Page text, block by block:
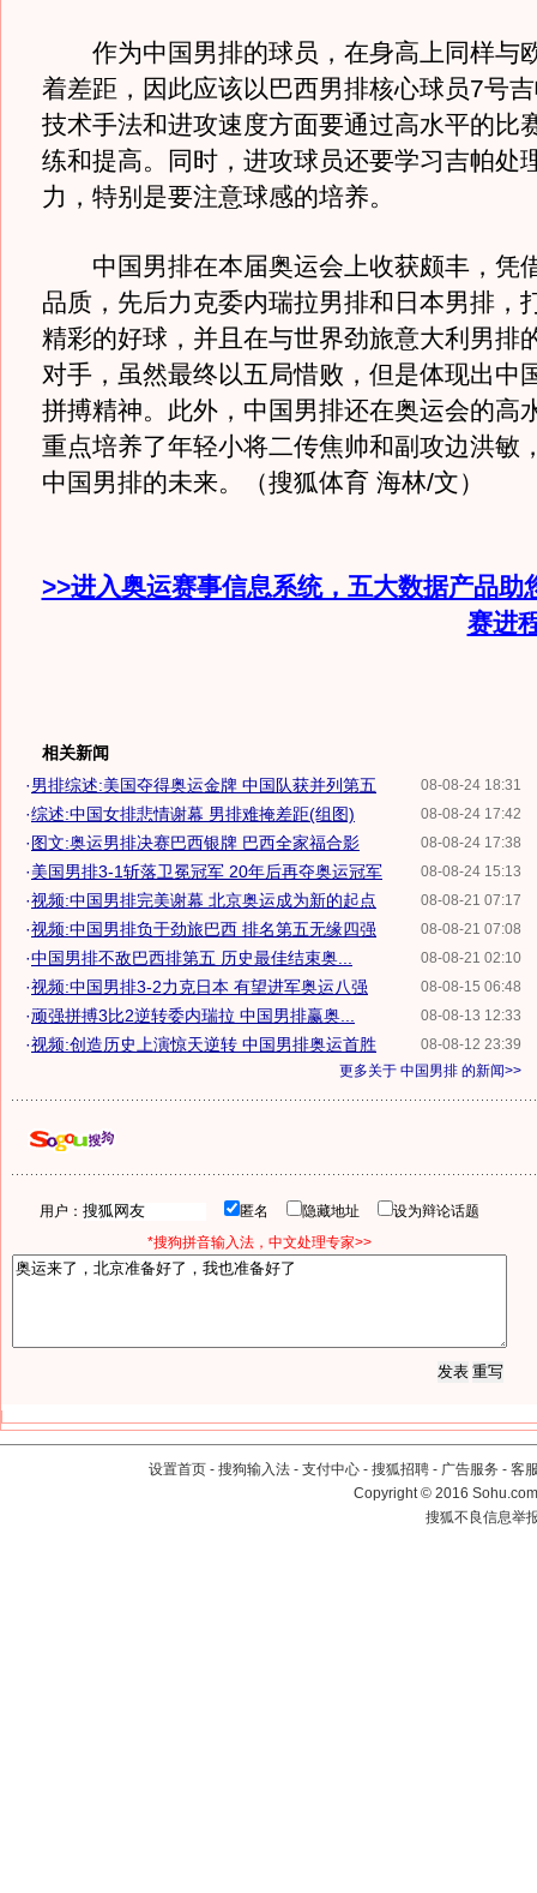
作为中国男排的球员，在身高上同样与
着差距，因此应该以巴西男排核心球员7号
技术手法和进攻速度方面要通过高水平的比
练和提高。同时，进攻球员还要学习吉帕处
力，特别是要注意球感的培养。
中国男排在本届奥运会上收获颇丰，凭
品质，先后力克委内瑞拉男排和日本男排，
精彩的好球，并且在与世界劲旅意大利男排
对手，虽然最终以五局惜败，但是体现出中
拼搏精神。此外，中国男排还在奥运会的高
重点培养了年轻小将二传焦帅和副攻边洪敏
中国男排的未来。（搜狐体育 海林/文）
>>进入奥运赛事信息系统，五大数据产品助
赛进
相关新闻
08-08-24 18:31
·男排综述:美国夺得奥运金牌 中国队获并列第五
08-08-24 17:42
·综述:中国女排悲情谢幕 男排难掩差距(组图)
08-08-24 17:38
·图文:奥运男排决赛巴西银牌 巴西全家福合影
08-08-24 15:13
·美国男排3-1斩落卫冕冠军 20年后再夺奥运冠军
08-08-21 07:17
·视频:中国男排完美谢幕 北京奥运成为新的起点
08-08-21 07:08
·视频:中国男排负于劲旅巴西 排名第五无缘四强
08-08-21 02:10
·中国男排不敌巴西排第五 历史最佳结束奥...
08-08-15 06:48
·视频:中国男排3-2力克日本 有望进军奥运八强
08-08-13 12:33
·顽强拼搏3比2逆转委内瑞拉 中国男排赢奥...
08-08-12 23:39
·视频:创造历史上演惊天逆转 中国男排奥运首胜
更多关于 中国男排 的新闻>>
用户： 匿名 隐藏地址
设为辩论话题
*搜狗拼音输入法，中文处理专家>>
设置首页 - 搜狗输入法 - 支付中心 - 搜狐招聘 - 广告服务 - 客
Copyright©2016
搜狐不良信息举